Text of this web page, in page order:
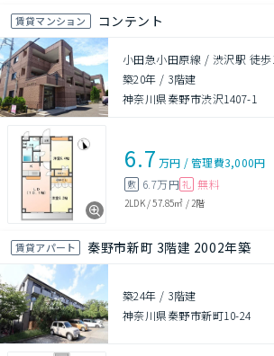
賃貸マンション コンテント
小田急小田原線 / 渋沢駅 徒歩
築20年 / 3階建
神奈川県秦野市渋沢1407-1
6.7 万円 /管理費3,000円
敷 6.7万円 礼 無料
2LDK/57.85㎡ / 2階
賃貸アパート 秦野市新町 3階建 2002年築
築24年 / 3階建
神奈川県秦野市新町10-24